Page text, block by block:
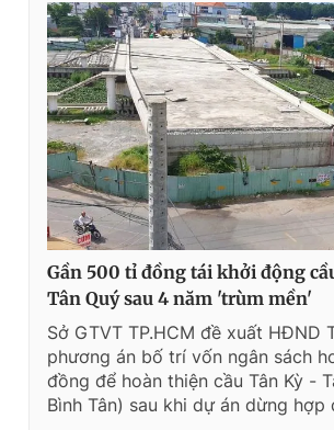
Gần 500 tỉ đồng tái khởi động
Tân Quý sau 4 năm 'trùm mền'
Sở GTVT TP.HCM đề xuất HĐND
phương án bố trí vốn ngân sách
đồng để hoàn thiện cầu Tân Kỳ -
Bình Tân) sau khi dự án dừng hợp